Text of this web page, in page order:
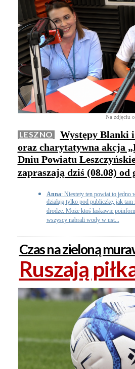
Na zdjęciu
LESZNO
Występy Blanki
oraz charytatywna akcja
Dniu Powiatu
zapraszają dziś (08.08) od
Anna: Niestety ten powiat to jedno
działają tylko pod publiczkę, jak
drodze. Może ktoś łaskawie
wszyscy nabrali wody w ust...
Czas na zieloną
Ruszają